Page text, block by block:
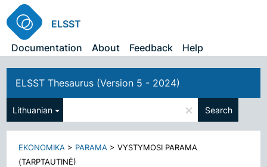
ELSST
Documentation
About Feedback Help
ELSST Thesaurus (Version 5 - 2024)
Lithuanian × Search
EKONOMIKA > PARAMA >VYSTYMOSI PARAMA
(TARPTAUTINĖ)